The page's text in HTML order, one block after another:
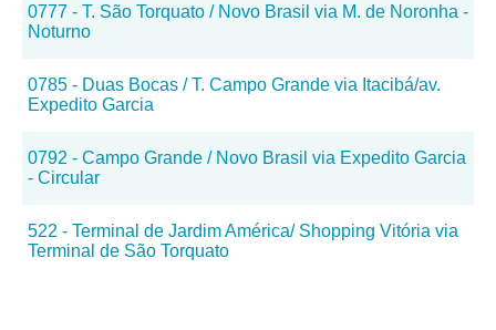
0777 - T. São Torquato / Novo Brasil via M. de Noronha -
Noturno
0785 - Duas Bocas / T. Campo Grande via Itacibá/av.
Expedito Garcia
0792 - Campo Grande / Novo Brasil via Expedito Garcia
- Circular
522 - Terminal de Jardim América/ Shopping Vitória via
Terminal de São Torquato